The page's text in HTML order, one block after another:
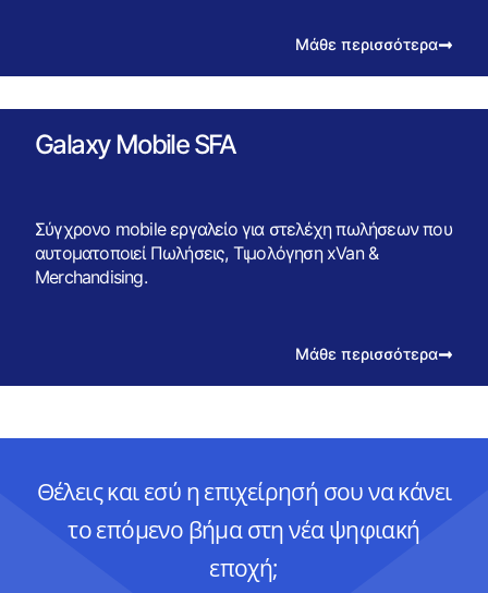
Μάθε περισσότερα
Galaxy Mobile SFA
Σύγχρονο mobile εργαλείο για στελέχη πωλήσεων που
αυτοματοποιεί Πωλήσεις, Τιμολόγηση xVan &
Merchandising.
Μάθε περισσότερα
Θέλεις και εσύ η επιχείρησή σου να κάνει
το επόμενο βήμα στη νέα ψηφιακή
εποχή;